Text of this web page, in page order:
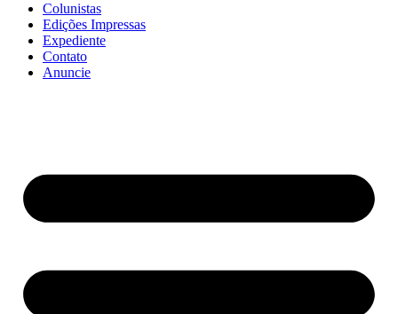
Colunistas
Edições Impressas
Expediente
Contato
Anuncie